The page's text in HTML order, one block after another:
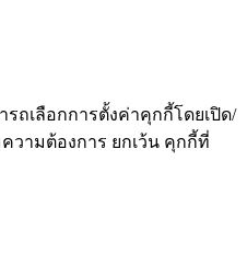
ถเลือกการตั้งค่าคุกกี้โดยเปิด/
วามต้องการ ยกเว้น คุกกี้ที่